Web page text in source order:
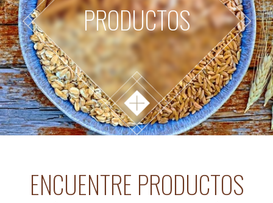
PRODUCTOS
ENCUENTRE PRODUCTOS